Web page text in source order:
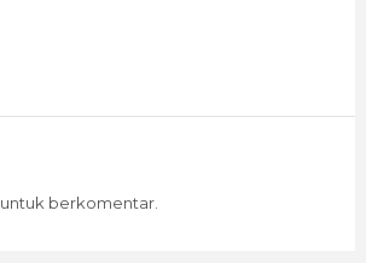
untuk berkomentar.